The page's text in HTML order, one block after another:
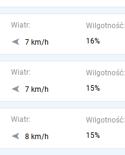
Wiatr:
7 km/h
Wilgotność:
16%
Wiatr:
7 km/h
Wilgotność:
15%
Wiatr:
8 km/h
Wilgotność:
15%